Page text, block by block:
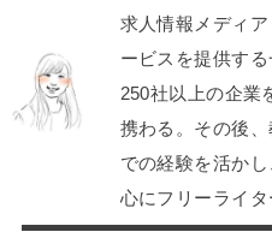
求人情報メディ
ービスを提供す
250社以上の企業
携わる。その後
での経験を活か
心にフリーライタ